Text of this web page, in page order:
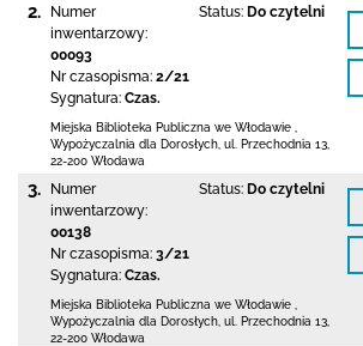
2.
Numer
inwentarzowy:
00093
Nr czasopisma: 2/21
Sygnatura: Czas.
Status: Do czytelni
Miejska Biblioteka Publiczna we Włodawie
Wypożyczalnia dla Dorosłych, ul. Przechodnia 13
22-200 Włodawa
3.
Numer
inwentarzowy:
00138
Nr czasopisma: 3/21
Sygnatura: Czas.
Status: Do czytelni
Miejska Biblioteka Publiczna we Włodawie
Wypożyczalnia dla Dorosłych, ul. Przechodnia 13
22-200 Włodawa